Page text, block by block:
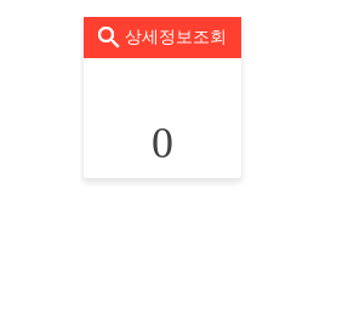
상세정보조회
0